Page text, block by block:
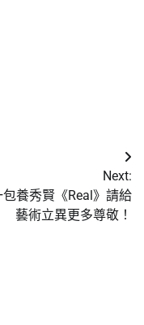
Next:
養秀賢《Real》請給
藝術立異更多尊敬！